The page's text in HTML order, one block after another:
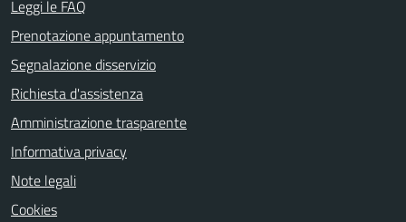
Leggi le FAQ
Prenotazione appuntamento
Segnalazione disservizio
Richiesta d'assistenza
Amministrazione trasparente
Informativa privacy
Note legali
Cookies